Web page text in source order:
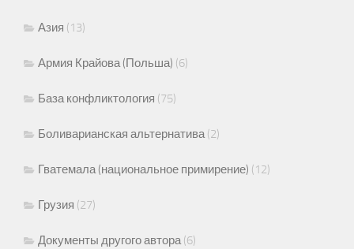
Азия (13)
Армия Крайова (Польша) (6)
База конфликтология (75)
Боливарианская альтернатива(2)
Гватемала (национальное примирение) (12)
Грузия (27)
Документы другого автора(6)